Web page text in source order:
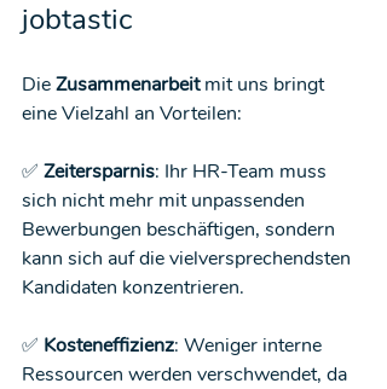
jobtastic
Die Zusammenarbeit mit uns bringt
eine Vielzahl an Vorteilen:
✅ Zeitersparnis: Ihr HR-Team muss
sich nicht mehr mit unpassenden
Bewerbungen beschäftigen, sondern
kann sich auf die vielversprechendsten
Kandidaten konzentrieren.
✅ Kosteneffizienz: Weniger interne
Ressourcen werden verschwendet, da